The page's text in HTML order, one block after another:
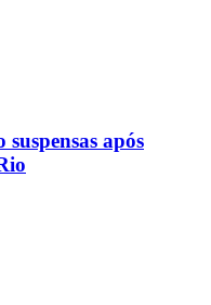
após